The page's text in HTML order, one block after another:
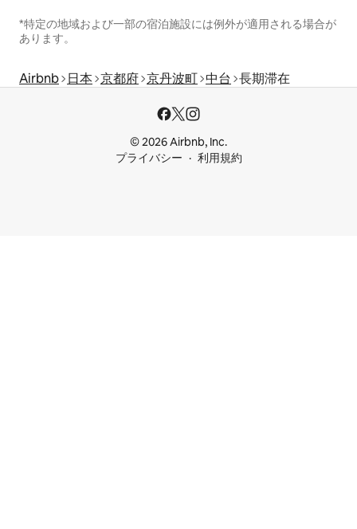
*特定の地域および一部の宿泊施設には例外が適用される場合が
あります。
Airbnb 日本 京都府 京丹波町 中台 長期滞在
© 2026 Airbnb, Inc.
プライバシー
利用規約